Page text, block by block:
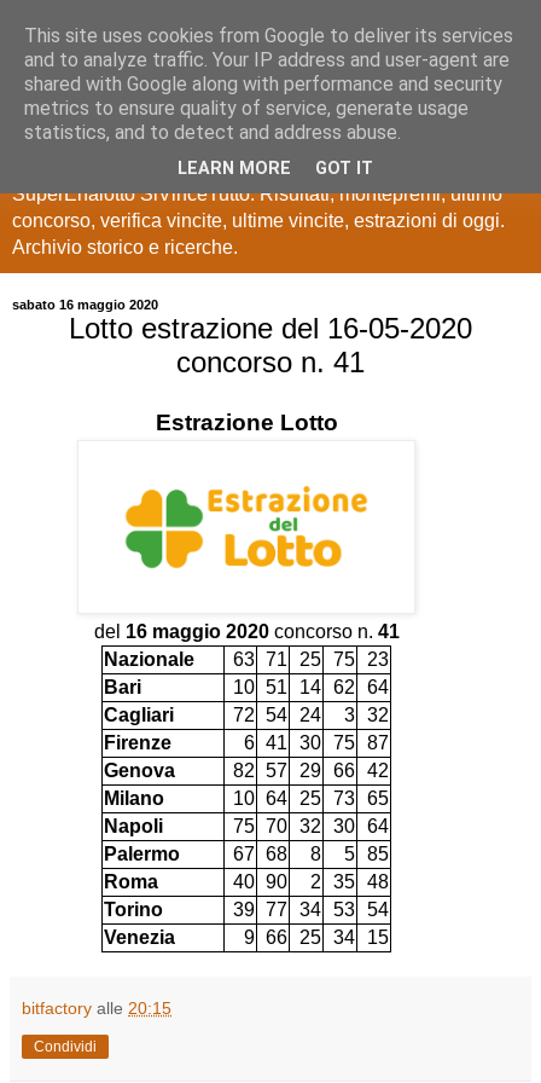
Estrazioni Lotto
SuperEnalotto
Ultime estrazioni di Lotto, SuperEnalotto, 10 e lotto,
SuperEnalotto SiVinceTutto. Risultati, montepremi, ultimo
concorso, verifica vincite, ultime vincite, estrazioni di oggi.
Archivio storico e ricerche.
sabato 16 maggio 2020
Lotto estrazione del 16-05-2020
concorso n. 41
Estrazione Lotto
del 16 maggio 2020concorso n. 41
Nazionale
63 71 25 75
23
Bari
10 51 14 62
64
Cagliari
72 54 24 3 32
Firenze
6 41 30 75 87
Genova
82 57 29 66 42
Milano
10 64 25 73 65
Napoli
75 70 32 30 64
Palermo
67 68 8 5 85
Roma
40 90 2 35 48
Torino
39 77 34 53 54
Venezia
9 66 25 34 15
bitfactory alle 20:15
Condividi
This site uses cookies from Google to deliver its services
and to analyze traffic. Your IP address and user-agent are
shared with Google along with performance and security
metrics to ensure quality of service, generate usage
statistics, and to detect and address abuse.
LEARN MORE GOT IT